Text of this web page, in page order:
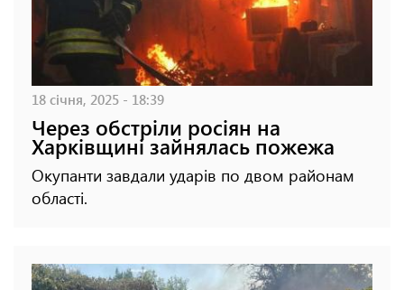
18 січня, 2025 - 18:39
Через обстріли росіян на
Харківщині зайнялась пожежа
Окупанти завдали ударів по двом районам
області.